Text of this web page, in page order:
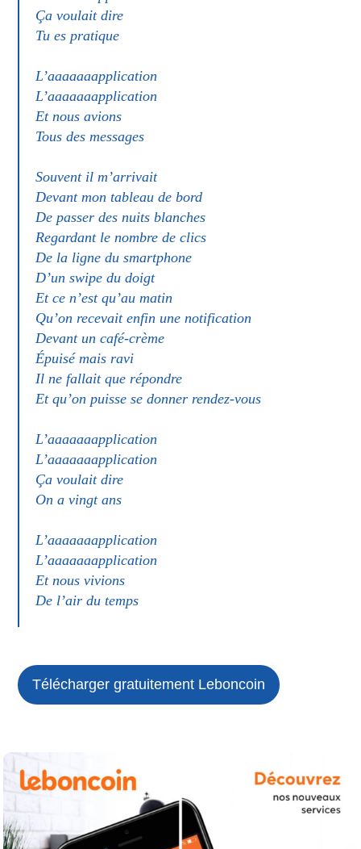
Ça voulait dire
Tu es pratique
L’aaaaaaapplication
L’aaaaaaapplication
Et nous avions
Tous des messages
Souvent il m’arrivait
Devant mon tableau de bord
De passer des nuits blanches
Regardant le nombre de clics
De la ligne du smartphone
D’un swipe du doigt
Et ce n’est qu’au matin
Qu’on recevait enfin une notification
Devant un café-crème
Épuisé mais ravi
Il ne fallait que répondre
Et qu’on puisse se donner rendez-vous
L’aaaaaaapplication
L’aaaaaaapplication
Ça voulait dire
On a vingt ans
L’aaaaaaapplication
L’aaaaaaapplication
Et nous vivions
De l’air du temps
Télécharger gratuitement Leboncoin